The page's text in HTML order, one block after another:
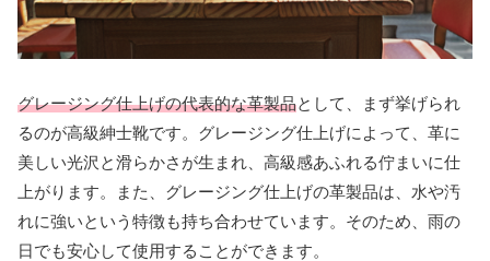
グレージング仕上げの代表的な革製品として、まず挙げられ
るのが高級紳士靴です。グレージング仕上げによって、革に
美しい光沢と滑らかさが生まれ、高級感あふれる佇まいに仕
上がります。また、グレージング仕上げの革製品は、水や汚
れに強いという特徴も持ち合わせています。そのため、雨の
日でも安心して使用することができます。